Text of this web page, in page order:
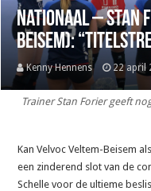
Nationaal – Stan
Beisem):
Kenny Hennens 22 april
Trainer Stan Forier geeft
Kan Velvoc Veltem-Beisem
een zinderend slot van de
Schelle voor de ultieme